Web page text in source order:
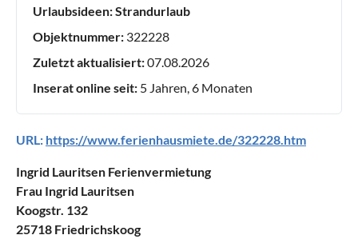
Urlaubsideen:Strandurlaub
Objektnummer: 322228
Zuletzt aktualisiert:07.08.2026
Inserat online seit: 5 Jahren, 6 Monaten
URL: https://www.ferienhausmiete.de/322228.htm
Ingrid Lauritsen Ferienvermietung
Frau Ingrid Lauritsen
Koogstr. 132
25718 Friedrichskoog